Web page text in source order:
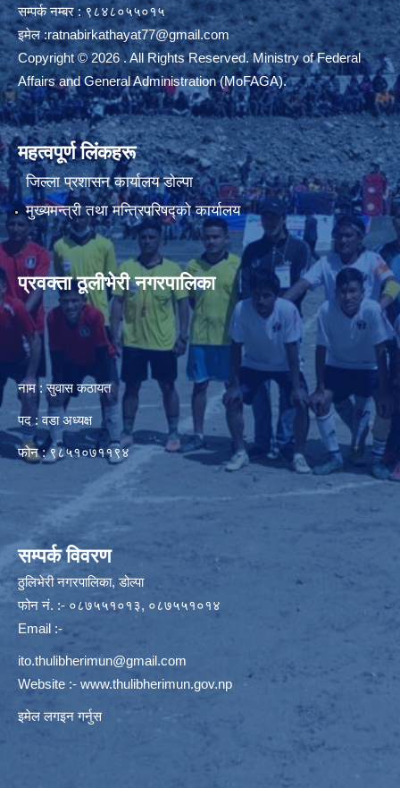
सम्पर्क नम्बर : ९८४८०५५०१५
इमेल :ratnabirkathayat77@gmail.com
Copyright © 2026 . All Rights Reserved. Ministry of Federal
Affairs and General Administration (MoFAGA).
महत्वपूर्ण लिंकहरू
जिल्ला प्रशासन कार्यालय डाेल्पा
मुख्यमन्त्री तथा मन्त्रिपरिषद्को कार्यालय
प्रवक्ता ठूलीभेरी नगरपालिका
नाम : सुवास कठायत
पद : वडा अध्यक्ष
फोन : ९८५१०७११९४
सम्पर्क विवरण
ठुलिभेरी नगरपालिका, डोल्पा
फोन नं. :- ०८७५५१०१३, ०८७५५१०१४
Email :-
ito.thulibherimun@gmail.com
Website :- www.thulibherimun.gov.np
इमेल लगइन गर्नुस